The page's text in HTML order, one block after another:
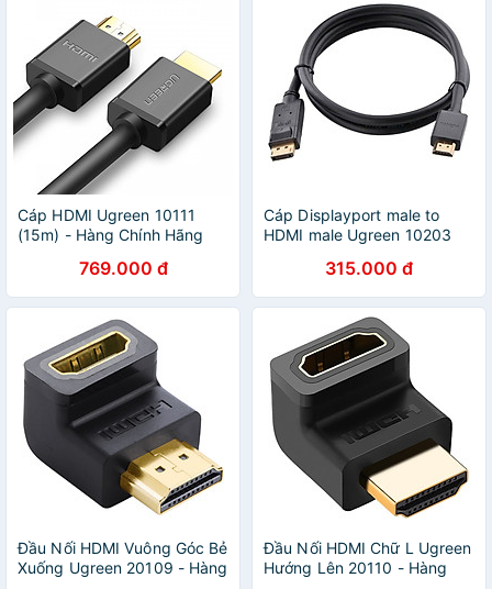
Cáp HDMI Ugreen 10111
(15m) - Hàng Chính Hãng
769.000 đ
Cáp Displayport male to
HDMI male Ugreen 10203
315.000 đ
Đầu Nối HDMI Vuông Góc Bẻ
Xuống Ugreen 20109 - Hàng
Đầu Nối HDMI Chữ L Ugreen
Hướng Lên 20110 - Hàng